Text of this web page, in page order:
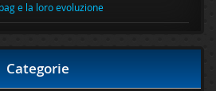
e la loro evoluzione
Categorie